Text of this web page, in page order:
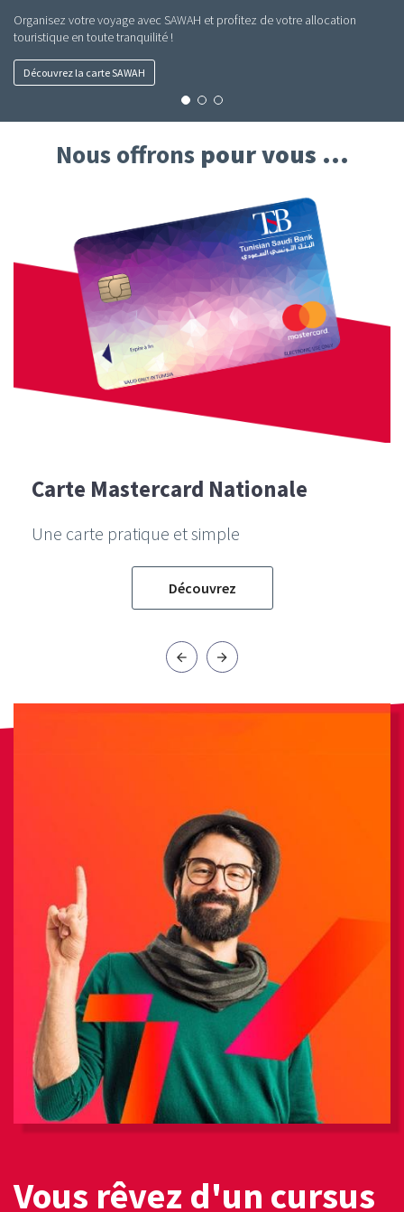
Organisez votre voyage avec SAWAH et profitez de votre allocation
touristique en toute tranquilité !
Découvrez la carte SAWAH
Nous offrons pour vous ...
Carte Mastercard Nationale
Une carte pratique et simple
Découvrez
Vous rêvez d'un cursus